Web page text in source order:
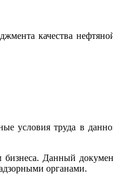
качества
условия труда в
бизнеса. Данный
органами.